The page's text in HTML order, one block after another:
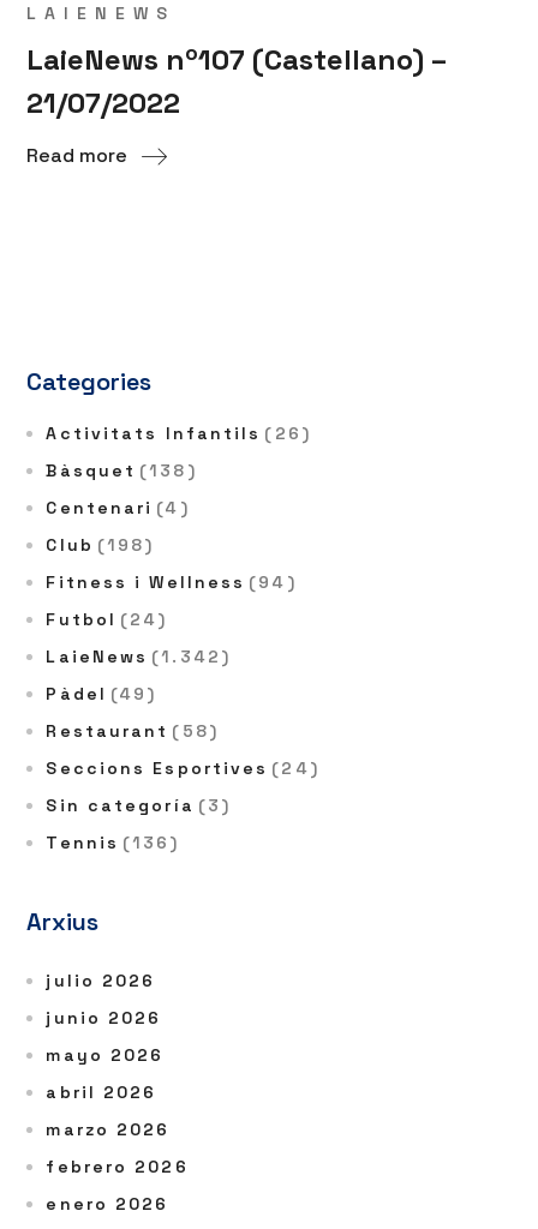
LAIENEWS
LaieNews nº107 (Castellano) –
21/07/2022
Read more
Categories
Activitats Infantils (26)
Bàsquet (138)
Centenari (4)
Club (198)
Fitness i Wellness (94)
Futbol (24)
LaieNews (1.342)
Pàdel (49)
Restaurant (58)
Seccions Esportives (24)
Sin categoría (3)
Tennis (136)
Arxius
julio 2026
junio 2026
mayo 2026
abril 2026
marzo 2026
febrero 2026
enero 2026